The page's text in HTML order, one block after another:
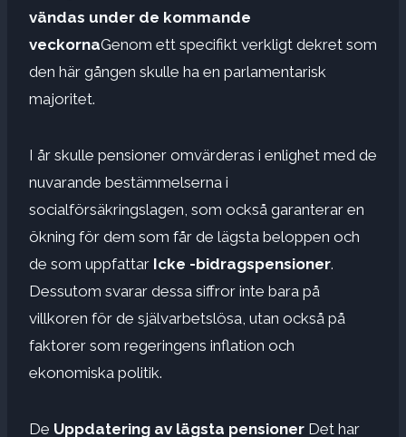
vändas under de kommande
veckornaGenom ett specifikt verkligt dekret som
den här gången skulle ha en parlamentarisk
majoritet.
I år skulle pensioner omvärderas i enlighet med de
nuvarande bestämmelserna i
socialförsäkringslagen, som också garanterar en
ökning för dem som får de lägsta beloppen och
de som uppfattar Icke -bidragspensioner.
Dessutom svarar dessa siffror inte bara på
villkoren för de självarbetslösa, utan också på
faktorer som regeringens inflation och
ekonomiska politik.
De Uppdatering av lägsta pensioner Det har